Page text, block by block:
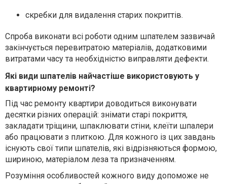
скребки для видалення старих покриттів.
Спроба виконати всі роботи одним шпателем зазвичай
закінчується перевитратою матеріалів, додатковими
витратами часу та необхідністю виправляти дефекти.
Які види шпателів найчастіше використовують у
квартирному ремонті?
Під час ремонту квартири доводиться виконувати
десятки різних операцій: знімати старі покриття,
закладати тріщини, шпаклювати стіни, клеїти шпалери
або працювати з плиткою. Для кожного із цих завдань
існують свої типи шпателів, які відрізняються формою,
шириною, матеріалом леза та призначенням.
Розуміння особливостей кожного виду допоможе не